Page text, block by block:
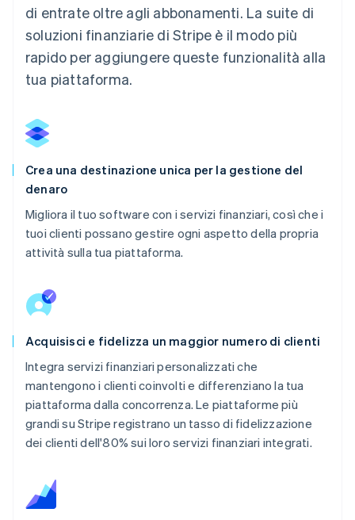
di entrate oltre agli abbonamenti. La suite di
soluzioni finanziarie di Stripe è il modo più
rapido per aggiungere queste funzionalità alla
tua piattaforma.
Crea una destinazione unica per la gestione del
denaro
Migliora il tuo software con i servizi finanziari, così che i
tuoi clienti possano gestire ogni aspetto della propria
attività sulla tua piattaforma.
Acquisisci e fidelizza un maggior numero di clienti
Integra servizi finanziari personalizzati che
mantengono i clienti coinvolti e differenziano la tua
piattaforma dalla concorrenza. Le piattaforme più
grandi su Stripe registrano un tasso di fidelizzazione
dei clienti dell'80% sui loro servizi finanziari integrati.